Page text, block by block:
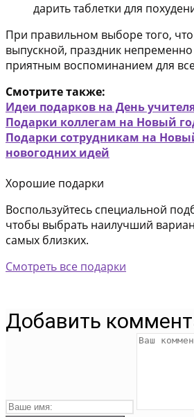
дарить таблетки для
При правильном выборе того,
выпускной, праздник непременно
приятным воспоминанием для
Смотрите также:
Идеи подарков на День
Подарки коллегам на Новый
Подарки сотрудникам на
новогодних идей
Хорошие подарки
Воспользуйтесь специальной
чтобы выбрать наилучший
самых близких.
Смотреть все подарки
Добавить